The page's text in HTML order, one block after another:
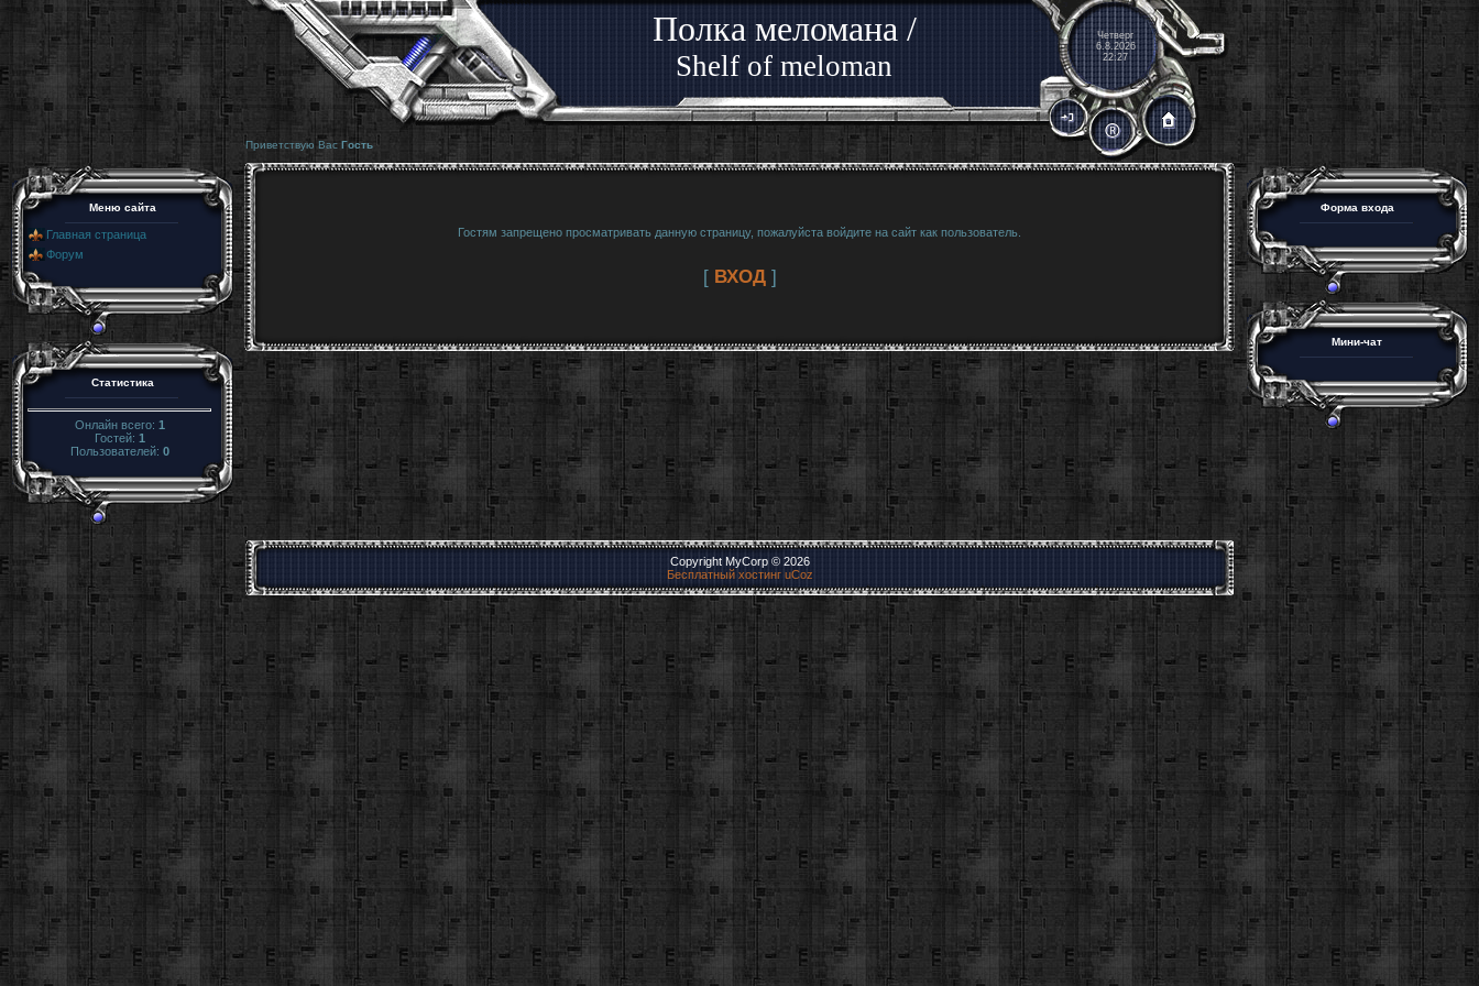
Полка меломана /
Shelf of meloman
Четверг
6.8.2026
22:27
Приветствую Вас Гость
Меню сайта
Главная страница
Форум
Статистика
Онлайн всего: 1
Гостей: 1
Пользователей: 0
Гостям запрещено просматривать данную страницу, пожалуйста войдите на сайт как пользователь.
[ ВХОД]
Форма входа
Мини-чат
Copyright MyCorp © 2026
Бесплатный хостинг uCoz